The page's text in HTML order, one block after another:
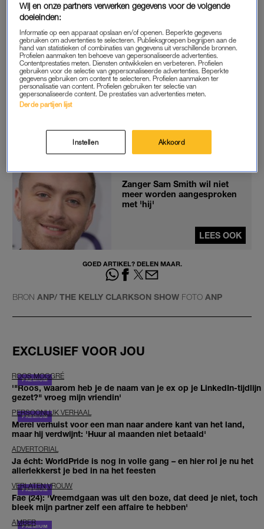
van Sheeran. “Hij doet dit wel vaker bij mensen”, aldus de
artiest.
Sam Smith vertelt over de bijzondere verrassing die hij van Ed
Sheeran kreeg:
YouTube item te kunnen bekijken.
Zanger Sam Smith wil niet
meer worden aangesproken
met 'hij'
LEES OOK
GOED ARTIKEL? DELEN MAAR.
BRON ANP/ THE KELLY CLARKSON SHOW FOTO ANP
EXCLUSIEF VOOR JOU
ROOS MOGGRÉ
'"Roos, waarom heb je de naam van je ex op je LinkedIn-tijdlijn
gezet?" vroeg mijn vriendin'
PERSOONLIJK VERHAAL
Merel verhuist voor een man naar andere kant van het land,
maar hij verdwijnt: 'Huur al maanden niet betaald'
ADVERTORIAL
Ja écht: WorldPride is nog in volle gang – en hier rol je nu het
allerlekkerst je bed in na het feesten
VERLATEN VROUW
Fae (24): 'Vreemdgaan was uit den boze, dat deed je niet, toch
bleek mijn partner zelf een affaire te hebben'
AMBER
Wij en onze partners verwerken gegevens voor de volgende
doeleinden:
Informatie op een apparaat opslaan en/of openen. Beperkte gegevens
gebruiken om advertenties te selecteren. Publieksgroepen begrijpen aan de
hand van statistieken of combinaties van gegevens uit verschillende bronnen.
Profielen aanmaken ten behoeve van gepersonaliseerde advertenties.
Contentprestaties meten. Diensten ontwikkelen en verbeteren. Profielen
gebruiken voor de selectie van gepersonaliseerde advertenties. Beperkte
gegevens gebruiken om content te selecteren. Profielen aanmaken ter
personalisatie van content. Profielen gebruiken ter selectie van
gepersonaliseerde content. De prestaties van advertenties meten.
Derde partijen lijst
Instellen Akkoord